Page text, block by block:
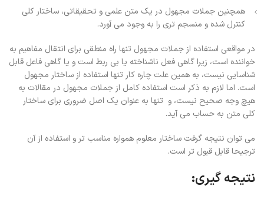
همچنین جملات مجهول در یک متن علمی و تحقیقاتی، ساختار کلی
کنترل شده و منسجم تری را به وجود می آورد.
در مواقعی استفاده از جملات مجهول تنها راه منطقی برای انتقال مفاهیم به
خواننده است، زیرا گاهی فعل ناشناخته یا بی ربط است و یا گاهی فاعل قابل
شناسایی نیست، به همین علت چاره کار تنها استفاده از ساختار مجهول
است. اما لازم به ذکر است استفاده کامل از جملات مجهول در مقالات به
هیچ وجه صحیح نیست، و تنها به عنوان یک اصل ضروری برای ساختار
کلی متن به حساب می آید.
می توان نتیجه گرفت ساختار معلوم همواره مناسب تر و استفاده از آن
ترجیحا قابل قبول تر است.
نتیجه گیری: